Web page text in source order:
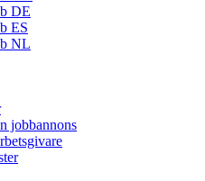
DE
ES
NL
jobbannons